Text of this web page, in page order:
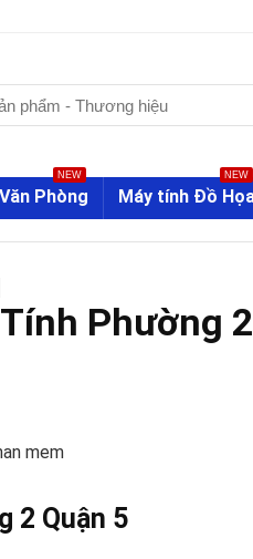
Phòng
NEW
Máy tính Đồ
NEW
Phường
2 Quận 5